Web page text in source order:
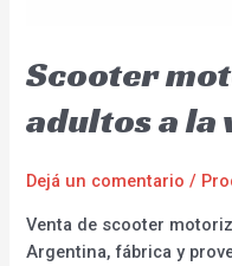
Scooter
adultos a la
Dejá un comentario /
Venta de scooter
Argentina, fábrica y